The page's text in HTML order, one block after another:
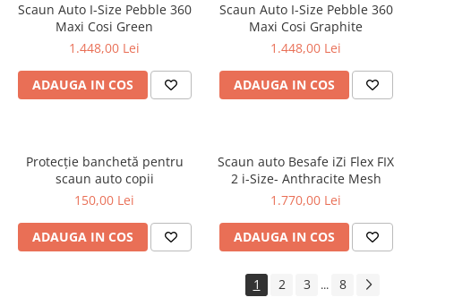
Scaun Auto I-Size Pebble 360
Maxi Cosi Green
1.448,00 Lei
ADAUGA IN COS
Scaun Auto I-Size Pebble 360
Maxi Cosi Graphite
1.448,00 Lei
ADAUGA IN COS
Protecție banchetă pentru
scaun auto copii
150,00 Lei
ADAUGA IN COS
Scaun auto Besafe iZi Flex FIX
2 i-Size- Anthracite Mesh
1.770,00 Lei
ADAUGA IN COS
1 2 3 ... 8